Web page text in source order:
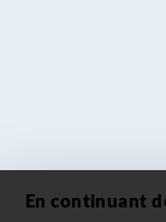
En continuant